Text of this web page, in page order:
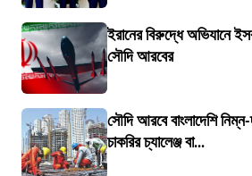
ইরানের বিরুদ্ধে অভিযানে
সৌদি আরবের
সৌদি আরবে বাংলাদেশি
চাকরির চ্যালেঞ্জ বা...